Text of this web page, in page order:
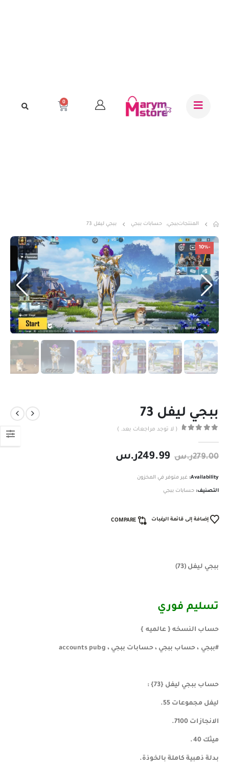
0
المنتجاتببجي, حسابات ببجي ببجي ليفل 73
-10%
ببجي ليفل 73
( لا توجد مراجعات بعد. )
279.00ر.س 249.99ر.س
Availability: غير متوفر في المخزون
التصنيف: حسابات ببجي
إضافة إلى قائمة الرغبات COMPARE
ببجي ليفل (73)
تسليم فوري ️
حساب النسخه { عالميه }
#ببجي ، حساب ببجي ، حسابات ببجي ، accounts pubg
حساب ببجي ليفل {73} :
ليفل مجموعات 55.
الانجازات 7100.
ميثك 40.
بدلة ذهبية كاملة بالخوذة.